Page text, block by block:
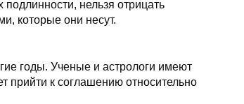
нельзя отрицать
которые они несут.
годы. Ученые и астрологи имеют
прийти к соглашению относительно